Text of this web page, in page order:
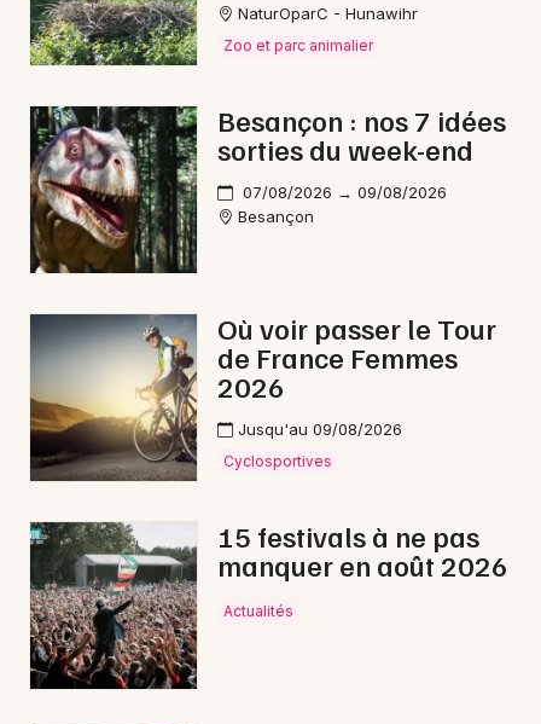
Montagne en Franche-Comté
Montagne en Bourgogne-Franche-Comté
Newsletter des sorties
Artistes en tournée
Actus à Montbéliard
Magazine à Montbéliard
NaturOparC - Hunawihr
Zoo et parc animalier
Besançon : nos 7 idées
sorties du week-end
07/08/2026 → 09/08/2026
Besançon
Où voir passer le Tour
de France Femmes
2026
Jusqu'au 09/08/2026
Cyclosportives
15 festivals à ne pas
manquer en août 2026
Actualités